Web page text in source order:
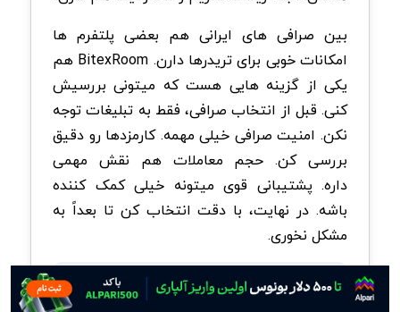
بین صرافی های ایرانی هم بعضی پلتفرم ها
امکانات خوبی برای تریدرها دارن. BitexRoom هم
یکی از گزینه هایی هست که میتونی بررسیش
کنی. قبل از انتخاب صرافی، فقط به تبلیغات توجه
نکن. امنیت صرافی خیلی مهمه. کارمزدها رو دقیق
بررسی کن. حجم معاملات هم نقش مهمی
داره. پشتیبانی قوی میتونه خیلی کمک کننده
باشه. در نهایت، با دقت انتخاب کن تا بعداً به
مشکل نخوری.
سوالات متداول